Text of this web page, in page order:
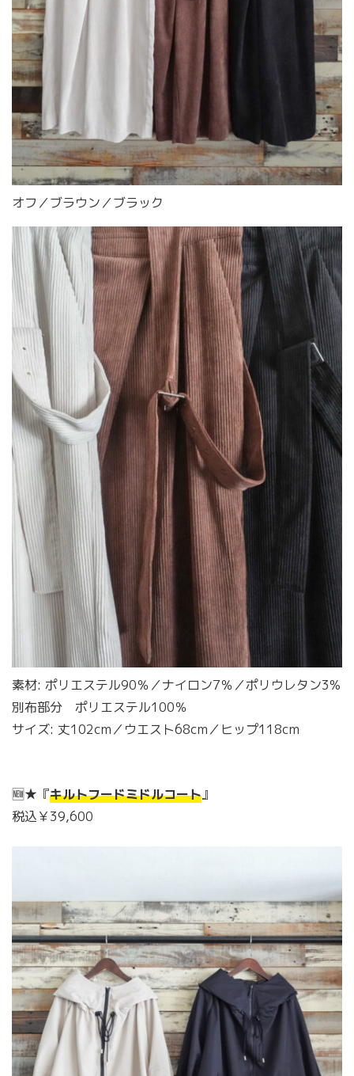
オフ／ブラウン／ブラック
素材: ポリエステル90％／ナイロン7％／ポリウレタン3%
別布部分 ポリエステル100％
サイズ: 丈102cm／ウエスト68cm／ヒップ118cm
🆕★『キルトフードミドルコート』
税込￥39,600